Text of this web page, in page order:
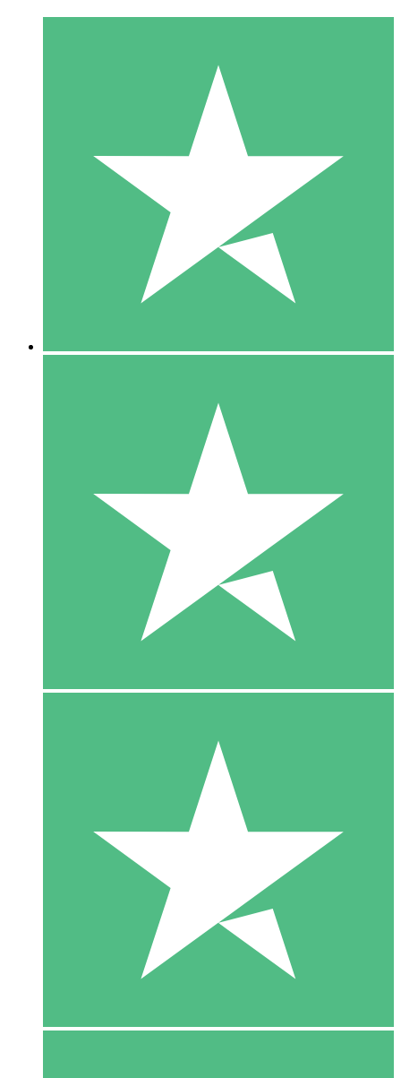
Individuelle Credit-Pakete
Zahlen Sie nach Bedarf mit Download-Credits. Keine
monatliche Verpflichtung erforderlich.
10 00
10 Downloads
20 00